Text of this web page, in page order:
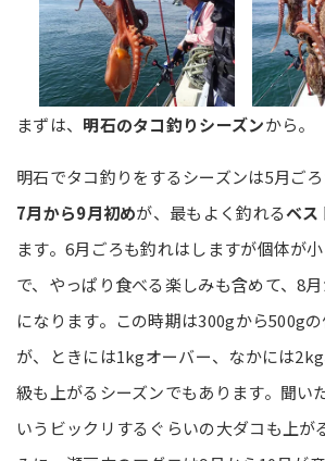
まずは、 明石のタコ釣りシーズンから。
明石でタコ釣りをするシーズンは5月ごろ
7月から9月初めが、最もよく釣れるベス
ます。6月ごろも釣れはしますが個体が
で、やっぱり食べる楽しみも含めて、8
になります。この時期は300gから500g
が、ときには1kgオーバー、なかには
級も上がるシーズンでもあります。聞い
いうビックリするぐらいの大ダコも上が